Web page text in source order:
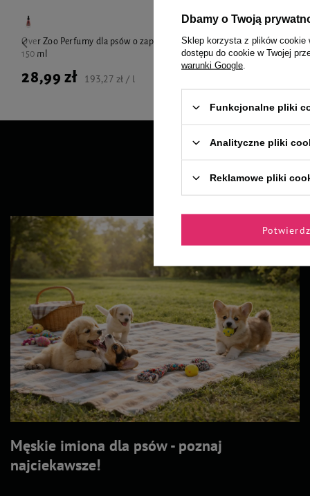
Over Zoo Perfumy dla psów o zapachu arbuza
150 ml
28,99 zł 193,27 zł / l
Dr Seidel
Męskie imiona dla psów - poznaj
najciekawsze!
Dbamy o Twoją
Sklep korzysta z plików cookie
dostępu do cookie w Twojej
warunki Google
Funkcjonalne pliki
Analityczne pliki
Reklamowe pliki